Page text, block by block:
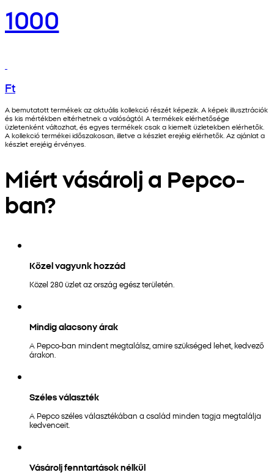
1000
Ft
A bemutatott termékek az aktuális kollekció részét képezik. A képek illusztrációk
és kis mértékben eltérhetnek a valóságtól. A termékek elérhetősége
üzletenként változhat, és egyes termékek csak a kiemelt üzletekben elérhetők.
A kollekció termékei időszakosan, illetve a készlet erejéig elérhetők. Az ajánlat a
készlet erejéig érvényes.
Miért vásárolj a Pepco-
ban?
Közel vagyunk hozzád
Közel 280 üzlet az ország egész területén.
Mindig alacsony árak
A Pepco-ban mindent megtalálsz, amire szükséged lehet, kedvező
árakon.
Széles választék
A Pepco széles választékában a család minden tagja megtalálja
kedvenceit.
Vásárolj fenntartások nélkül